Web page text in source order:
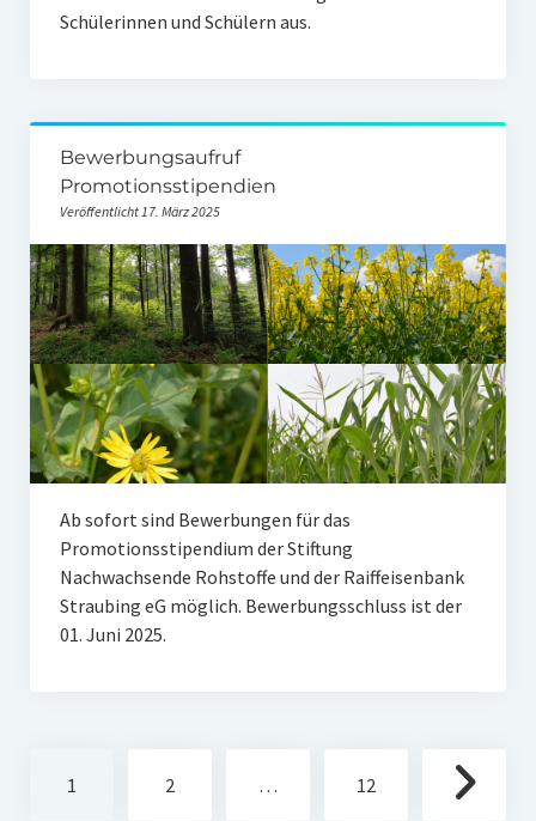
Schülerinnen und Schülern aus.
Bewerbungsaufruf
Promotionsstipendien
Veröffentlicht 17. März 2025
Ab sofort sind Bewerbungen für das
Promotionsstipendium der Stiftung
Nachwachsende Rohstoffe und der Raiffeisenbank
Straubing eG möglich. Bewerbungsschluss ist der
01. Juni 2025.
1 2 … 12